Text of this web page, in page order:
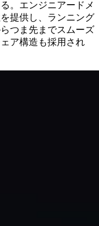
。エンジニアードメ
提供し、ランニング
つま先までスムーズ
ア構造も採用され